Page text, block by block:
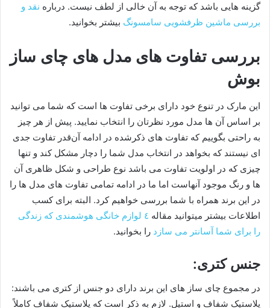
گزینه هایی باشد که توجه به آن خالی از لطف نیست. درباره نقد و
بررسی ماشین ظرفشویی سامسونگ بیشتر بخوانید.
بررسی تفاوت های مدل های چای ساز
بوش
این مارک در تنوع خود دارای برخی تفاوت ها است که شما می توانید
بر اساس آن ها مدل مورد نظرتان را انتخاب نمایید. پیش از هر چیز
به راحتی بگوییم که تفاوت های ذکرشده در ادامه آن‌قدر تفاوت جدی
ای نیستند که بخواهد در انتخاب مدل شما را دچار مشکل کند و تنها
چیزی که در اولویت تفاوت می باشد نوع طراحی و شکل ظاهری آن
ها و رنگ موجود آنهاست اما ما در ادامه تمامی تفاوت های مدل ها را
در این برند همراه با شما بررسی خواهیم کرد. البته برای کسب
اطلاعات بیشتر میتوانید مقاله
٤ لوازم خانگی هوشمندی که زندگی
را برای شما آسانتر می سازد را بخوانید.
جنس کتری:
در مجموع چای ساز های این برند دارای دو جنس از کتری می باشند:
پلاستیک شفاف و استیل. لازم به ذکر است که پلاستیک شفاف کاملاً